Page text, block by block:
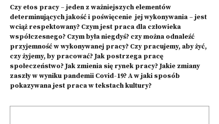
Czy etos pracy – jeden z ważniejszych elementów
determinujących jakość i poświęcenie jej wykonywania – jest
wciąż respektowany? Czym jest praca dla człowieka
współczesnego? Czym była niegdyś? czy można odnaleźć
przyjemność w wykonywanej pracy? Czy pracujemy, aby żyć,
czy żyjemy, by pracować? Jak postrzega pracę
społeczeństwo? Jak zmienia się rynek pracy? Jakie zmiany
zaszły w wyniku pandemii Covid-19? A w jaki sposób
pokazywana jest praca w tekstach kultury?